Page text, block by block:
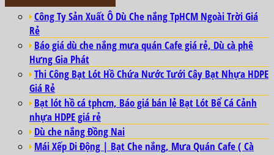
Công Ty Sản Xuất Ô Dù Che nắng TpHCM Ngoài Trời Giá
Rẻ
Báo giá dù che nắng mưa quán Cafe giá rẻ, Dù cà phê
Hưng Gia Phát
Thi Công Bạt Lót Hồ Chứa Nước Tưới Cây Bạt Nhựa HDPE
Giá Rẻ
Bạt lót hồ cá tphcm, Báo giá bán lẻ Bạt Lót Bể Cá Cảnh
nhựa HDPE giá rẻ
Dù che nắng Đồng Nai
Mái Xếp Di Động | Bạt Che nắng, Mưa Quán Cafe ( Cà